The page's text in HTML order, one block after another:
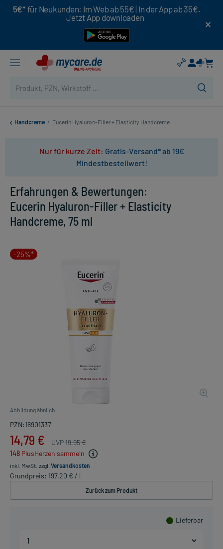
5€* für Neukunden: Im Web ab 55€ | In der App ab 35€.
Jetzt App downloaden
Handcreme / Eucerin Hyaluron-Filler + Elasticity Handcreme
Nur für kurze Zeit: Gratis-Versand* ab 19€
Mindestbestellwert!
Erfahrungen & Bewertungen:
Eucerin Hyaluron-Filler + Elasticity
Handcreme, 75 ml
-25%*
Abbildung ähnlich
PZN:16901337
14,79 € UVP19,95 €
148 PlusHerzen sammeln
inkl. MwSt. zzgl. Versandkosten
Grundpreis: 197,20 € / l
Zurück zum Produkt
Lieferbar